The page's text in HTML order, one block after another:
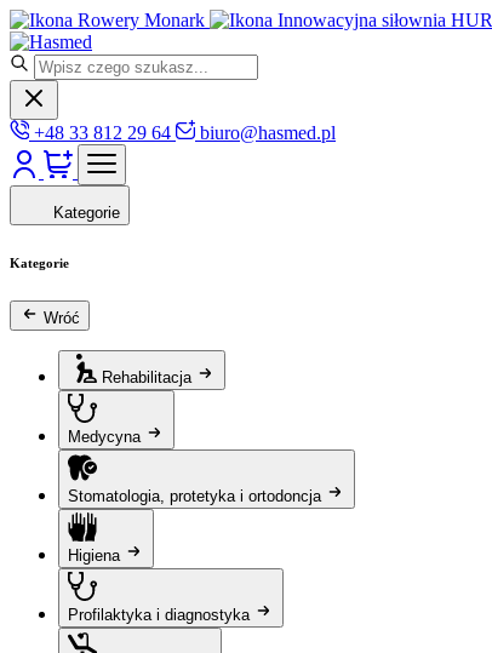
Rowery Monark Innowacyjna siłownia HUR
+48 33 812 29 64 biuro@hasmed.pl
Kategorie
Kategorie
Wróć
Rehabilitacja
Medycyna
Stomatologia, protetyka i ortodoncja
Higiena
Profilaktyka i diagnostyka